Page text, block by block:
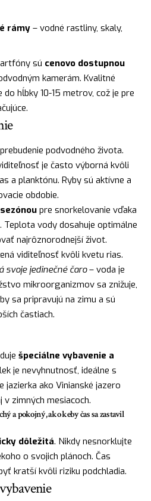
rámy – vodné rastliny, skaly,
sú cenovo dostupnou
kamerám. Kvalitné
hĺbky 10-15 metrov, což je pre
podvodného života.
je často výborná kvôli
a planktónu. Ryby sú aktívne a
obdobie.
pre snorkelovanie vďaka
vody dosahuje optimálne
najrôznorodnejší život.
viditeľnosť kvôli kvetu rias.
svoje jedinečné čaro– voda je
mikroorganizmov sa znižuje,
sa pripravujú na zimu a sú
častiach.
špeciálne vybavenie a
je nevyhnutnosť, ideálne s
jazierka ako Vinianské jazero
zimných mesiacoch.
a pokojný, ako keby čas sa zastavil
dôležitá. Nikdy nesnorklujte
o svojich plánoch. Čas
kratší kvôli riziku podchladia.